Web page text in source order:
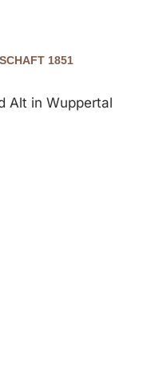
1851
Alt in Wuppertal